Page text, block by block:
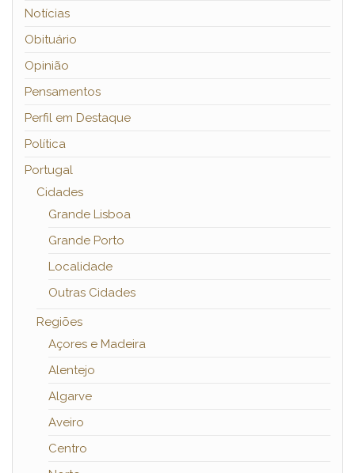
Notícias
Obituário
Opinião
Pensamentos
Perfil em Destaque
Política
Portugal
Cidades
Grande Lisboa
Grande Porto
Localidade
Outras Cidades
Regiões
Açores e Madeira
Alentejo
Algarve
Aveiro
Centro